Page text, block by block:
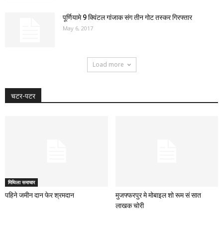
पूर्णियामे 9 क्विंटल गांजाक संग तीन गोट तस्कर गिरफ्तार
May 6, 2017
Load more
चटर-पटर
मिथिला समाचार
पहिने जमीन दान फेर श्रमदान
मुजफ्फरपुर मे मोबाइल शो रूम सं सात
लाखक चोरी